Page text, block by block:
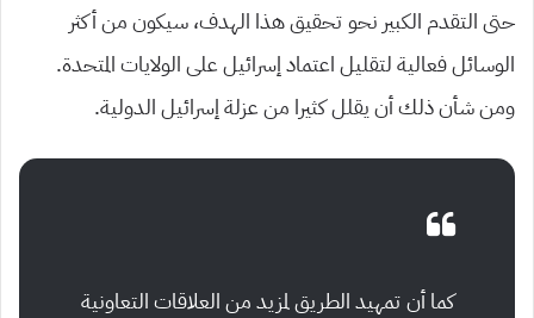
حتى التقدم الكبير نحو تحقيق هذا الهدف، سيكون من أكثر
الوسائل فعالية لتقليل اعتماد إسرائيل على الولايات المتحدة.
ومن شأن ذلك أن يقلل كثيرا من عزلة إسرائيل الدولية.
كما أن تمهيد الطريق لمزيد من العلاقات التعاونية